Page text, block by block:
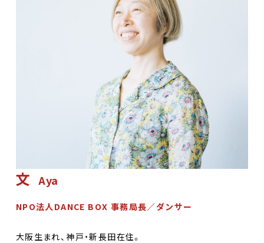
文 Aya
NPO法人DANCE BOX 事務局長／ダンサー
大阪生まれ、神戸・新長田在住。